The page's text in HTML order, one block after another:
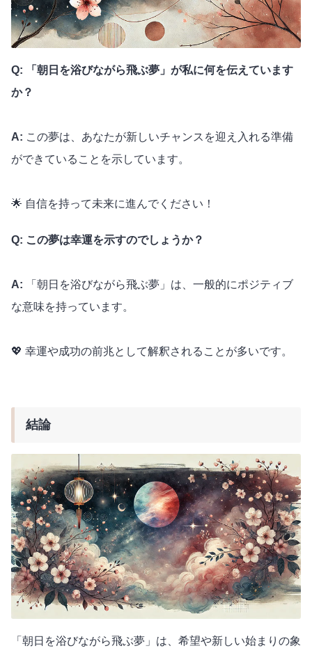
Q: 「朝日を浴びながら飛ぶ夢」が私に何を伝えています
か？
A: この夢は、あなたが新しいチャンスを迎え入れる準備
ができていることを示しています。
🌟 自信を持って未来に進んでください！
Q: この夢は幸運を示すのでしょうか？
A:
「朝日を浴びながら飛ぶ夢」は、一般的にポジティブ
な意味を持っています。
💖 幸運や成功の前兆として解釈されることが多いです。
結論
「朝日を浴びながら飛ぶ夢」は、希望や新しい始まりの象